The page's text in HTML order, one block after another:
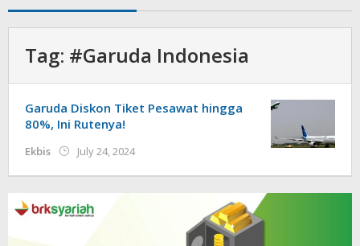
Tag: #Garuda Indonesia
Garuda Diskon Tiket Pesawat hingga
80%, Ini Rutenya!
Ekbis July 24, 2024by